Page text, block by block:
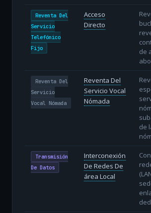
Reventa Del
Servicio
Telefónico
Fijo
Acceso
Directo
de
Reventa Del
Servicio
Vocal Nómada
Reventa Del
Servicio Vocal
Nómada
de
Transmisión
De Datos
Interconexión
De Redes De
área Local